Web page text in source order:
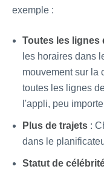
exemple :
Toutes les lignes
les horaires dans
mouvement sur la
toutes les lignes
l'appli, peu
Plus de trajets :
dans le
Statut de